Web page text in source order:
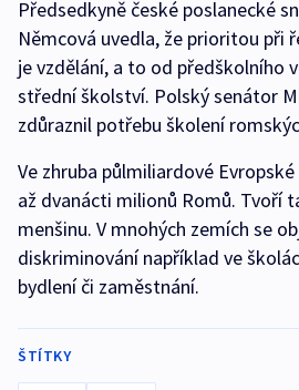
Předsedkyně české poslanecké
Němcová uvedla, že prioritou při
je vzdělání, a to od předškolního
střední školství. Polský senátor
zdůraznil potřebu školení
Ve zhruba půlmiliardové
až dvanácti milionů Romů. Tvoří
menšinu. V mnohých zemích se
diskriminování například ve
bydlení či zaměstnání.
ŠTÍTKY